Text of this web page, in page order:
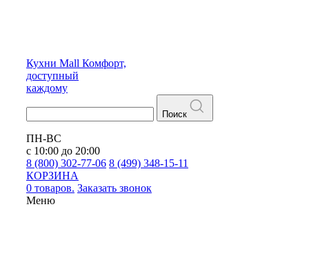
Кухни Mall Комфорт,
доступный
каждому
Поиск
ПН-ВС
с 10:00 до 20:00
8 (800) 302-77-06 8 (499) 348-15-11
КОРЗИНА
0 товаров. Заказать звонок
Меню